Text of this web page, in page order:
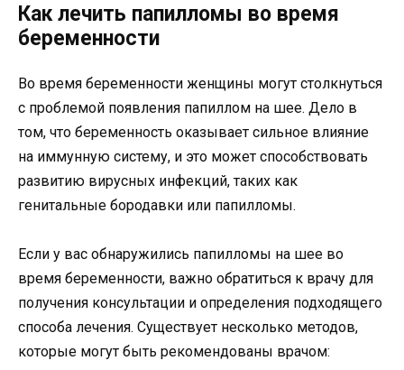
Как лечить папилломы во время
беременности
Во время беременности женщины могут столкнуться
с проблемой появления папиллом на шее. Дело в
том, что беременность оказывает сильное влияние
на иммунную систему, и это может способствовать
развитию вирусных инфекций, таких как
генитальные бородавки или папилломы.
Если у вас обнаружились папилломы на шее во
время беременности, важно обратиться к врачу для
получения консультации и определения подходящего
способа лечения. Существует несколько методов,
которые могут быть рекомендованы врачом: